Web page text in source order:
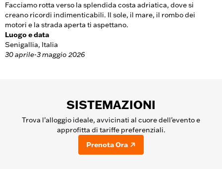
Facciamo rotta verso la splendida costa adriatica, dove si
creano ricordi indimenticabili. Il sole, il mare, il rombo dei
motori e la strada aperta ti aspettano.
Luogo e data
Senigallia, Italia
30 aprile-3 maggio 2026
SISTEMAZIONI
Trova l’alloggio ideale, avvicinati al cuore dell’evento e
approfitta di tariffe preferenziali.
Prenota Ora